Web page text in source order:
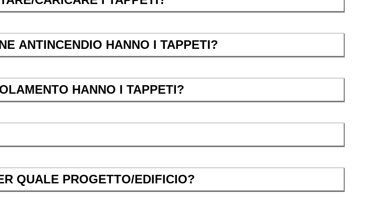
ANTINCENDIO HANNO I TAPPETI?
HANNO I TAPPETI?
QUALE PROGETTO/EDIFICIO?